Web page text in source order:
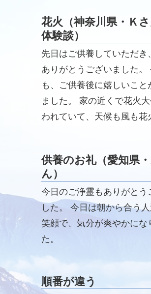
花火（神奈川県・Ｋ
体験談）
先日はご供養していただき
ありがとうございました。
も、ご供養後に嬉しいこと
ました。 家の近くで花火
われていて、天候も風も花
供養のお礼（愛知県
ん）
今日のご浄霊もありがとう
した。 今日は朝から合う
笑顔で、気分が爽やかにな
た。
順番が違う